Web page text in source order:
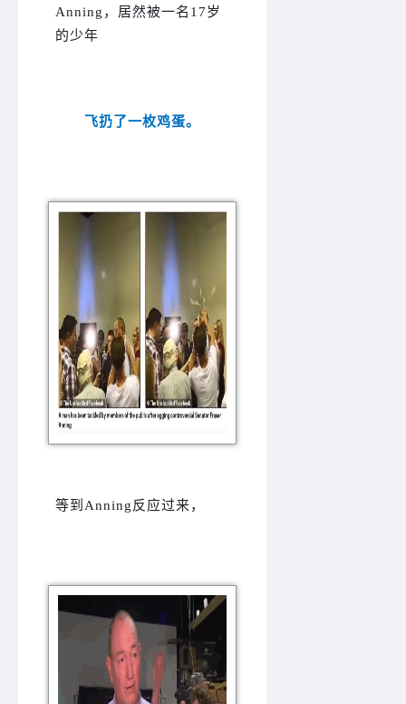
Anning，居然被一名17岁
的少年
飞扔了一枚鸡蛋。
等到Anning反应过来，